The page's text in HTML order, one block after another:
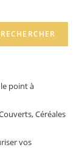
RECHERCHER
point à
Céréales
vos